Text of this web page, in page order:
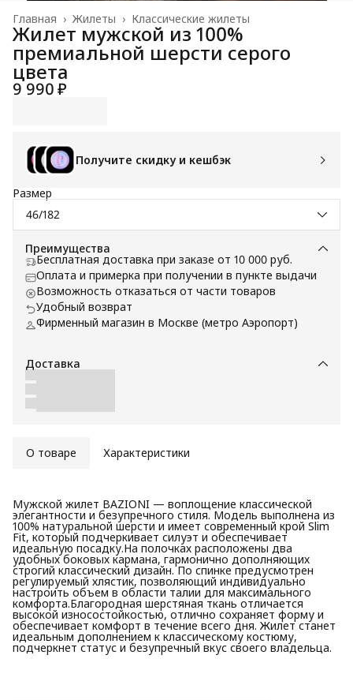
Классические жилеты
Жилеты ›
Главная ›
Жилет мужской из 100%
премиальной шерсти серого
цвета
9 990 ₽
Получите скидку и кешбэк
Размер
46/182
Преимущества
Бесплатная доставка при заказе от 10 000 руб.
Оплата и примерка при получении в пункте выдачи
Возможность отказаться от части товаров
Удобный возврат
Фирменный магазин в Москве (метро Аэропорт)
Доставка
О товаре Характеристики
Мужской жилет BAZIONI — воплощение классической
элегантности и безупречного стиля. Модель выполнена из
100% натуральной шерсти и имеет современный крой Slim
Fit, который подчеркивает силуэт и обеспечивает
идеальную посадку.На полочках расположены два
удобных боковых кармана, гармонично дополняющих
строгий классический дизайн. По спинке предусмотрен
регулируемый хлястик, позволяющий индивидуально
настроить объем в области талии для максимального
комфорта.Благородная шерстяная ткань отличается
высокой износостойкостью, отлично сохраняет форму и
обеспечивает комфорт в течение всего дня. Жилет станет
идеальным дополнением к классическому костюму,
подчеркнет статус и безупречный вкус своего владельца.